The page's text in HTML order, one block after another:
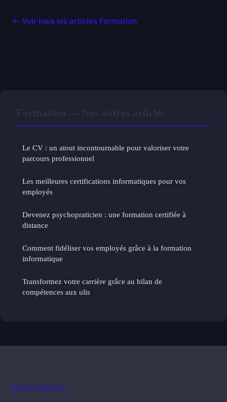
← Voir tous les articles Formation
Le CV : un atout incontournable pour valoriser votre
parcours professionnel
Les meilleures certifications informatiques pour vos
employés
Devenez psychopraticien : une formation certifiée à
distance
Comment fidéliser vos employés grâce à la formation
informatique
Transformez votre carrière grâce au bilan de
compétences aux ulis
Innovizzone